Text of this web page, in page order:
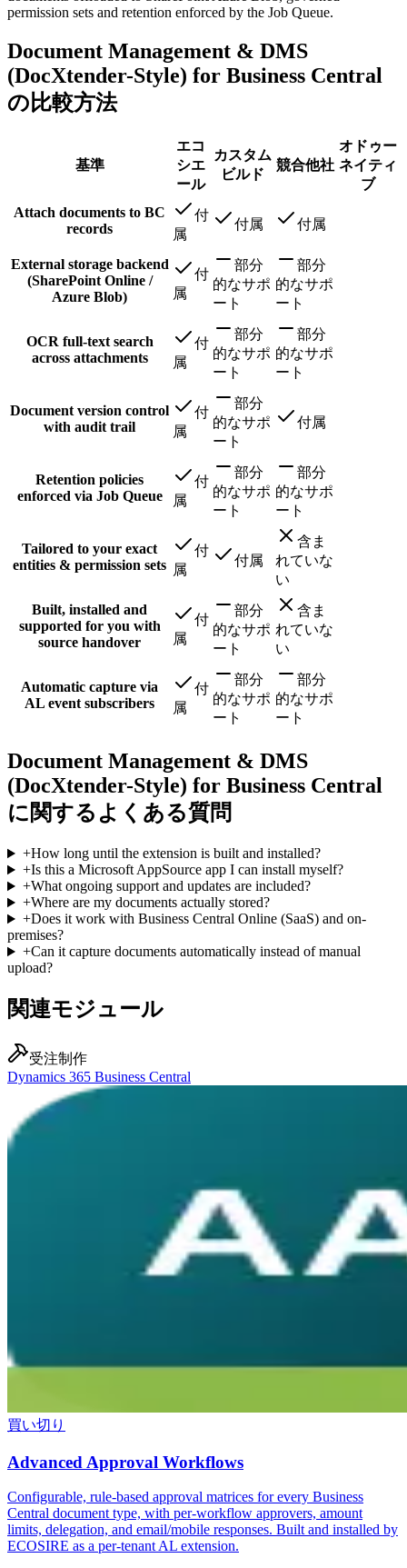
permission sets and retention enforced by the Job Queue.
Document Management & DMS
(DocXtender-Style) for Business Central
の比較方法
基準
エコ
シエ
ール
カスタム
ビルド
競合他社
オドゥー
ネイティ
ブ
Attach documents to BC
records
付
属
付属 付属
External storage backend
(SharePoint Online /
Azure Blob)
付
属
部分
的なサポ
ート
部分
的なサポ
ート
OCR full-text search
across attachments
付
属
部分
的なサポ
ート
部分
的なサポ
ート
Document version control
with audit trail
付
属
部分
的なサポ
ート
付属
Retention policies
enforced via Job Queue
付
属
部分
的なサポ
ート
部分
的なサポ
ート
Tailored to your exact
entities & permission sets
付
属
付属
含ま
れていな
い
Built, installed and
supported for you with
source handover
付
属
部分
的なサポ
ート
含ま
れていな
い
Automatic capture via
AL event subscribers
付
属
部分
的なサポ
ート
部分
的なサポ
ート
Document Management & DMS
(DocXtender-Style) for Business Central
に関するよくある質問
+How long until the extension is built and installed?
+Is this a Microsoft AppSource app I can install myself?
+What ongoing support and updates are included?
+Where are my documents actually stored?
+Does it work with Business Central Online (SaaS) and on-
premises?
+Can it capture documents automatically instead of manual
upload?
関連モジュール
受注制作
Dynamics 365 Business Central
買い切り
Advanced Approval Workflows
Configurable, rule-based approval matrices for every Business
Central document type, with per-workflow approvers, amount
limits, delegation, and email/mobile responses. Built and installed by
ECOSIRE as a per-tenant AL extension.